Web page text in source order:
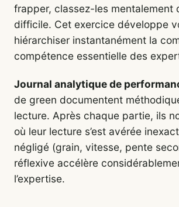
frapper, classez-les mentalement
difficile. Cet exercice développe
hiérarchiser instantanément la
compétence essentielle des
Journal analytique de
de green documentent
lecture. Après chaque partie, ils
où leur lecture s’est avérée
négligé (grain, vitesse, pente
réflexive accélère
l’expertise.